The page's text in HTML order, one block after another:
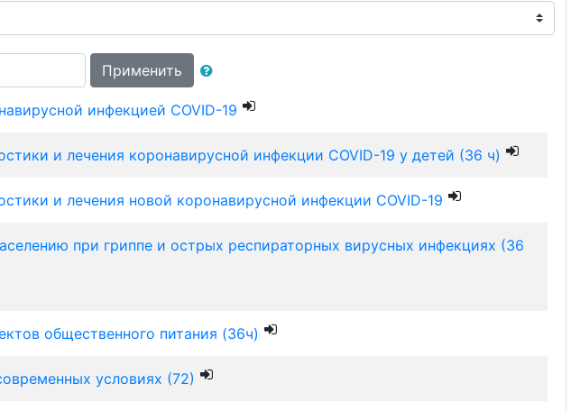
Применить
инфекцией COVID-19
и лечения коронавирусной инфекции COVID-19 у детей (36 ч)
и лечения новой коронавирусной инфекции COVID-19
при гриппе и острых респираторных вирусных инфекциях (36
общественного питания (36ч)
условиях (72)